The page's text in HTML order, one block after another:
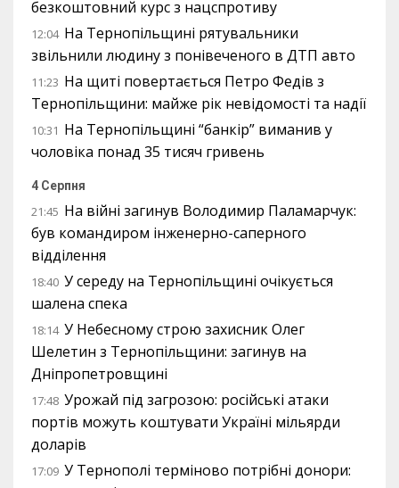
безкоштовний курс з нацспротиву
12:04 На Тернопільщині рятувальники
звільнили людину з понівеченого в ДТП авто
11:23 На щиті повертається Петро Федів з
Тернопільщини: майже рік невідомості та надії
10:31 На Тернопільщині “банкір” виманив у
чоловіка понад 35 тисяч гривень
4 Серпня
21:45 На війні загинув Володимир Паламарчук:
був командиром інженерно-саперного
відділення
18:40 У середу на Тернопільщині очікується
шалена спека
18:14 У Небесному строю захисник Олег
Шелетин з Тернопільщини: загинув на
Дніпропетровщині
17:48 Урожай під загрозою: російські атаки
портів можуть коштувати Україні мільярди
доларів
17:09 У Тернополі терміново потрібні донори: